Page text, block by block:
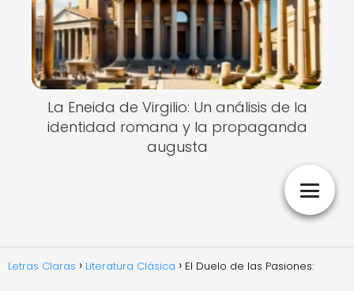
La Eneida de Virgilio: Un análisis de la
identidad romana y la propaganda
augusta
Letras Claras Literatura Clásica El Duelo de las Pasiones: